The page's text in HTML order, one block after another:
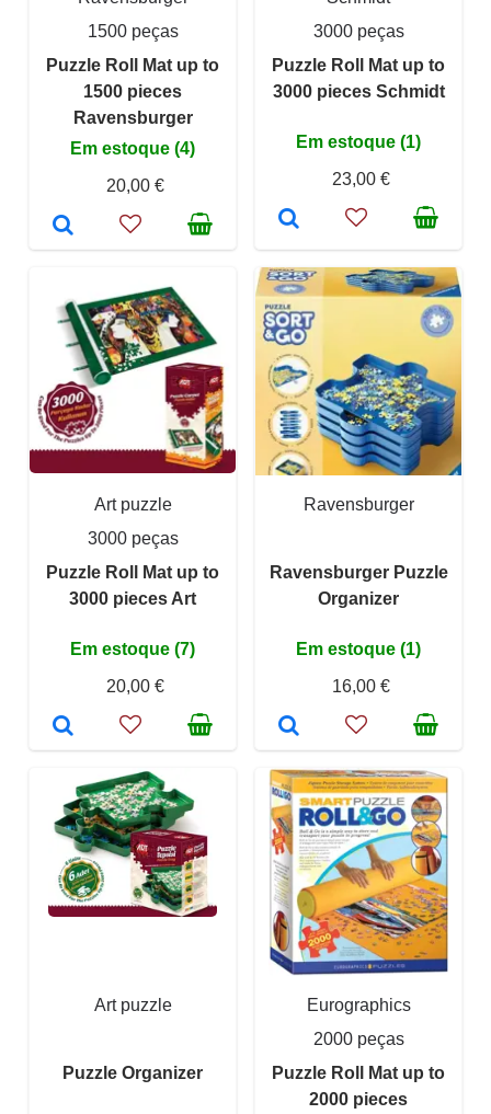
1500 peças
Puzzle Roll Mat up to
1500 pieces
Ravensburger
Em estoque (4)
20,00 €
3000 peças
Puzzle Roll Mat up to
3000 pieces Schmidt
Em estoque (1)
23,00 €
Art puzzle
3000 peças
Puzzle Roll Mat up to
3000 pieces Art
Em estoque (7)
20,00 €
Ravensburger
Ravensburger Puzzle
Organizer
Em estoque (1)
16,00 €
Art puzzle
Puzzle Organizer
Eurographics
2000 peças
Puzzle Roll Mat up to
2000 pieces